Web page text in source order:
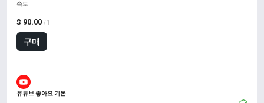
$ 90.00 / 1
구매
속도
유튜브 좋아요 기본